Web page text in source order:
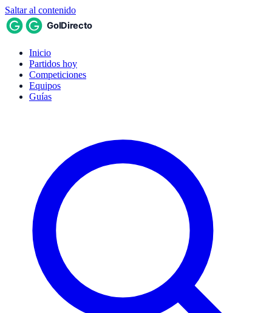
Saltar al contenido
Inicio
Partidos hoy
Competiciones
Equipos
Guías